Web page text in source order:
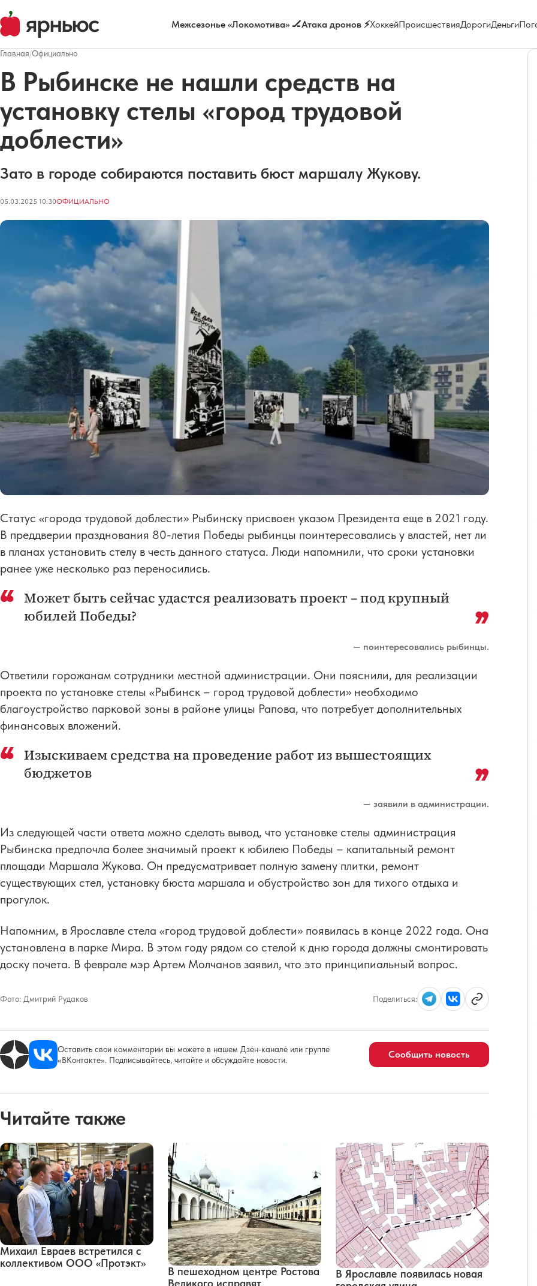
Межсезонье «Локомотива» 🏒Атака дронов ⚡ХоккейПроисшествияДорогиДеньги
Главная/Официально
В Рыбинске не нашли средств на
установку стелы «город трудовой
доблести»
Зато в городе собираются поставить бюст маршалу Жукову.
05.03.2025 10:30ОФИЦИАЛЬНО
Статус «города трудовой доблести» Рыбинску присвоен указом Президента еще в 2021 году.
В преддверии празднования 80-летия Победы рыбинцы поинтересовались у властей, нет ли
в планах установить стелу в честь данного статуса. Люди напомнили, что сроки установки
ранее уже несколько раз переносились.
Может быть сейчас удастся реализовать проект – под крупный
юбилей Победы?
— поинтересовались рыбинцы.
Ответили горожанам сотрудники местной администрации. Они пояснили, для реализации
проекта по установке стелы «Рыбинск – город трудовой доблести» необходимо
благоустройство парковой зоны в районе улицы Рапова, что потребует дополнительных
финансовых вложений.
Изыскиваем средства на проведение работ из вышестоящих
бюджетов
— заявили в администрации.
Из следующей части ответа можно сделать вывод, что установке стелы администрация
Рыбинска предпочла более значимый проект к юбилею Победы – капитальный ремонт
площади Маршала Жукова. Он предусматривает полную замену плитки, ремонт
существующих стел, установку бюста маршала и обустройство зон для тихого отдыха и
прогулок.
Напомним, в Ярославле стела «город трудовой доблести» появилась в конце 2022 года. Она
установлена в парке Мира. В этом году рядом со стелой к дню города должны смонтировать
доску почета. В феврале мэр Артем Молчанов заявил, что это принципиальный вопрос.
Фото: Дмитрий Рудаков Поделиться:
Оставить свои комментарии вы можете в нашем Дзен-канале или группе
«ВКонтакте». Подписывайтесь, читайте и обсуждайте новости.
Сообщить новость
Читайте также
Михаил Евраев встретился с
коллективом ООО «Протэкт»
В пешеходном центре Ростова
Великого исправят
В Ярославле появилась новая